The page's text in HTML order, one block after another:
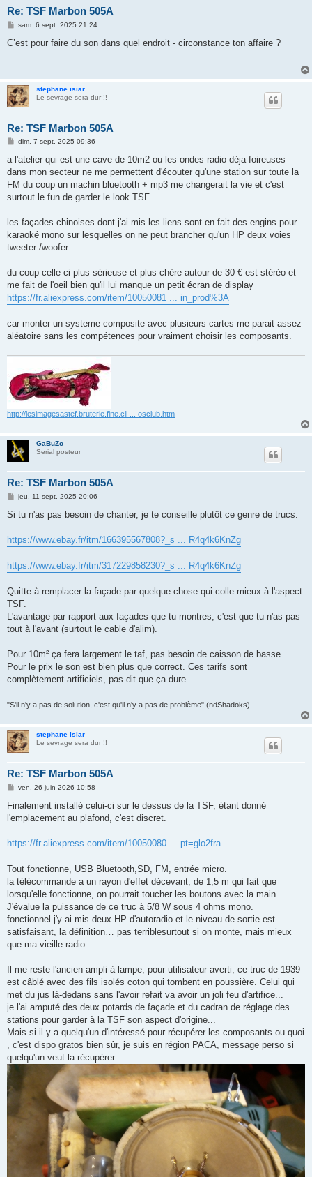
Re: TSF Marbon 505A
M
s
sam. 6 sept. 2025 21:24
C’est pour faire du son dans quel endroit - circonstance ton affaire ?
stephane isiar
Le sevrage sera dur !!
Re: TSF Marbon 505A
M
s
a
g
dim. 7 sept. 2025 09:36
a l'atelier qui est une cave de 10m2 ou les ondes radio déja foireuses
dans mon secteur ne me permettent d'écouter qu'une station sur toute la
FM du coup un machin bluetooth + mp3 me changerait la vie et c'est
surtout le fun de garder le look TSF
les façades chinoises dont j'ai mis les liens sont en fait des engins pour
karaoké mono sur lesquelles on ne peut brancher qu'un HP deux voies
tweeter /woofer
du coup celle ci plus sérieuse et plus chère autour de 30 € est stéréo et
me fait de l'oeil bien qu'il lui manque un petit écran de display
https://fr.aliexpress.com/item/10050081 ... in_prod%3A
car monter un systeme composite avec plusieurs cartes me parait assez
aléatoire sans les compétences pour vraiment choisir les composants.
http://lesimagesastef.bruterie.fine.cli ... osclub.htm
GaBuZo
Serial posteur
Re: TSF Marbon 505A
M
s
g
e
jeu. 11 sept. 2025 20:06
Si tu n'as pas besoin de chanter, je te conseille plutôt ce genre de trucs:
https://www.ebay.fr/itm/166395567808?_s ... R4q4k6KnZg
https://www.ebay.fr/itm/317229858230?_s ... R4q4k6KnZg
Quitte à remplacer la façade par quelque chose qui colle mieux à l'aspect
TSF.
L'avantage par rapport aux façades que tu montres, c'est que tu n'as pas
tout à l'avant (surtout le cable d'alim).
Pour 10m² ça fera largement le taf, pas besoin de caisson de basse.
Pour le prix le son est bien plus que correct. Ces tarifs sont
complètement artificiels, pas dit que ça dure.
"S'il n'y a pas de solution, c'est qu'il n'y a pas de problème" (ndShadoks)
stephane isiar
Le sevrage sera dur !!
Re: TSF Marbon 505A
M
s
a
ven. 26 juin 2026 10:58
Finalement installé celui-ci sur le dessus de la TSF, étant donné
l'emplacement au plafond, c'est discret.
https://fr.aliexpress.com/item/10050080 ... pt=glo2fra
Tout fonctionne, USB Bluetooth,SD, FM, entrée micro.
la télécommande a un rayon d'effet décevant, de 1,5 m qui fait que
lorsqu'elle fonctionne, on pourrait toucher les boutons avec la main…
J'évalue la puissance de ce truc à 5/8 W sous 4 ohms mono.
fonctionnel j'y ai mis deux HP d'autoradio et le niveau de sortie est
satisfaisant, la définition… pas terriblesurtout si on monte, mais mieux
que ma vieille radio.
Il me reste l'ancien ampli à lampe, pour utilisateur averti, ce truc de 1939
est câblé avec des fils isolés coton qui tombent en poussière. Celui qui
met du jus là-dedans sans l'avoir refait va avoir un joli feu d'artifice...
je l'ai amputé des deux potards de façade et du cadran de réglage des
stations pour garder à la TSF son aspect d'origine...
Mais si il y a quelqu'un d'intéressé pour récupérer les composants ou quoi
, c'est dispo gratos bien sûr, je suis en région PACA, message perso si
quelqu'un veut la récupérer.